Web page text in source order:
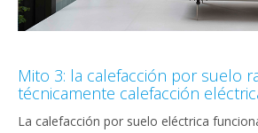
Mito 3: la calefacción por suelo
técnicamente calefacción
La calefacción por suelo eléctrica